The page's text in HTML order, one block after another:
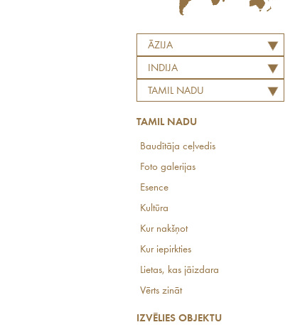
ĀZIJA
INDIJA
TAMIL NADU
TAMIL NADU
Baudītāja ceļvedis
Foto galerijas
Esence
Kultūra
Kur nakšņot
Kur iepirkties
Lietas, kas jāizdara
Vērts zināt
IZVĒLIES OBJEKTU